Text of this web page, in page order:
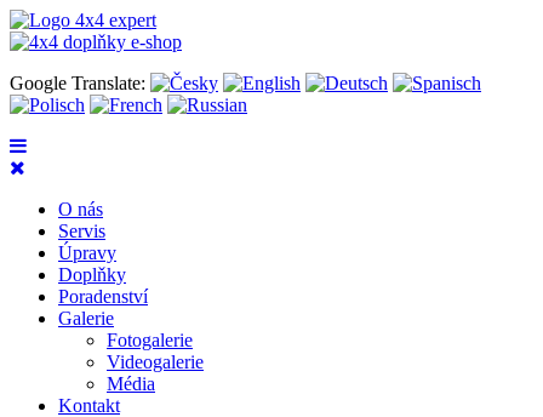
Google Translate:
O nás
Servis
Úpravy
Doplňky
Poradenství
Galerie
Fotogalerie
Videogalerie
Média
Kontakt